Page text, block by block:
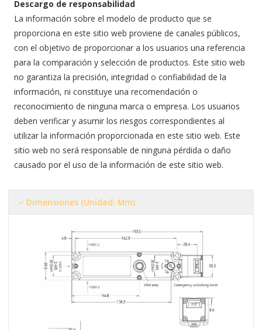
Descargo de responsabilidad
La información sobre el modelo de producto que se
proporciona en este sitio web proviene de canales públicos,
con el objetivo de proporcionar a los usuarios una referencia
para la comparación y selección de productos. Este sitio web
no garantiza la precisión, integridad o confiabilidad de la
información, ni constituye una recomendación o
reconocimiento de ninguna marca o empresa. Los usuarios
deben verificar y asumir los riesgos correspondientes al
utilizar la información proporcionada en este sitio web. Este
sitio web no será responsable de ninguna pérdida o daño
causado por el uso de la información de este sitio web.
Dimensiones (Unidad: Mm)